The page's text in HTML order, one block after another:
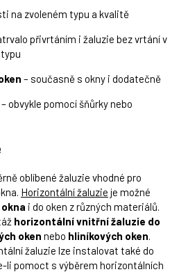
na zvoleném typu a kvalitě
přivrtáním i žaluzie bez vrtání v
– současně s okny i dodatečně
– obvykle pomocí šňůrky nebo
oblíbené žaluzie vhodné pro
Horizontální žaluzie je možné
i do oken z různých materiálů.
horizontální vnitřní žaluzie do
oken nebo hliníkových oken.
žaluzie lze instalovat také do
li pomoct s výběrem horizontálních